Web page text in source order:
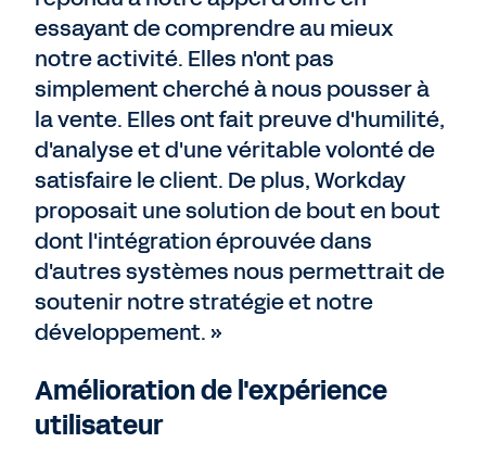
essayant de comprendre au mieux
notre activité. Elles n'ont pas
simplement cherché à nous pousser à
la vente. Elles ont fait preuve d'humilité,
d'analyse et d'une véritable volonté de
satisfaire le client. De plus, Workday
proposait une solution de bout en bout
dont l'intégration éprouvée dans
d'autres systèmes nous permettrait de
soutenir notre stratégie et notre
développement. »
Amélioration de l'expérience
utilisateur